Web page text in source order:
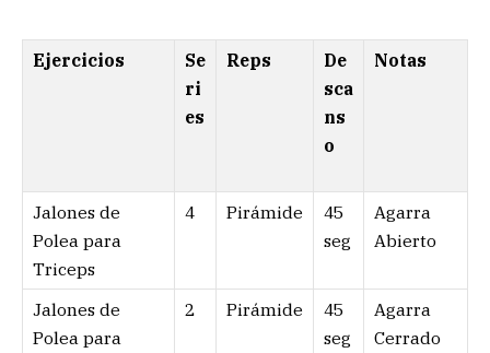
Ejercicios
Se
ri
es
Reps
De
sca
ns
o
Notas
Jalones de
Polea para
Triceps
4 Pirámide
45
seg
Agarra
Abierto
Jalones de
Polea para
2 Pirámide
45
seg
Agarra
Cerrado